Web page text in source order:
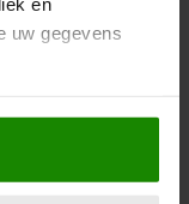
uw gegevens
kan zijn